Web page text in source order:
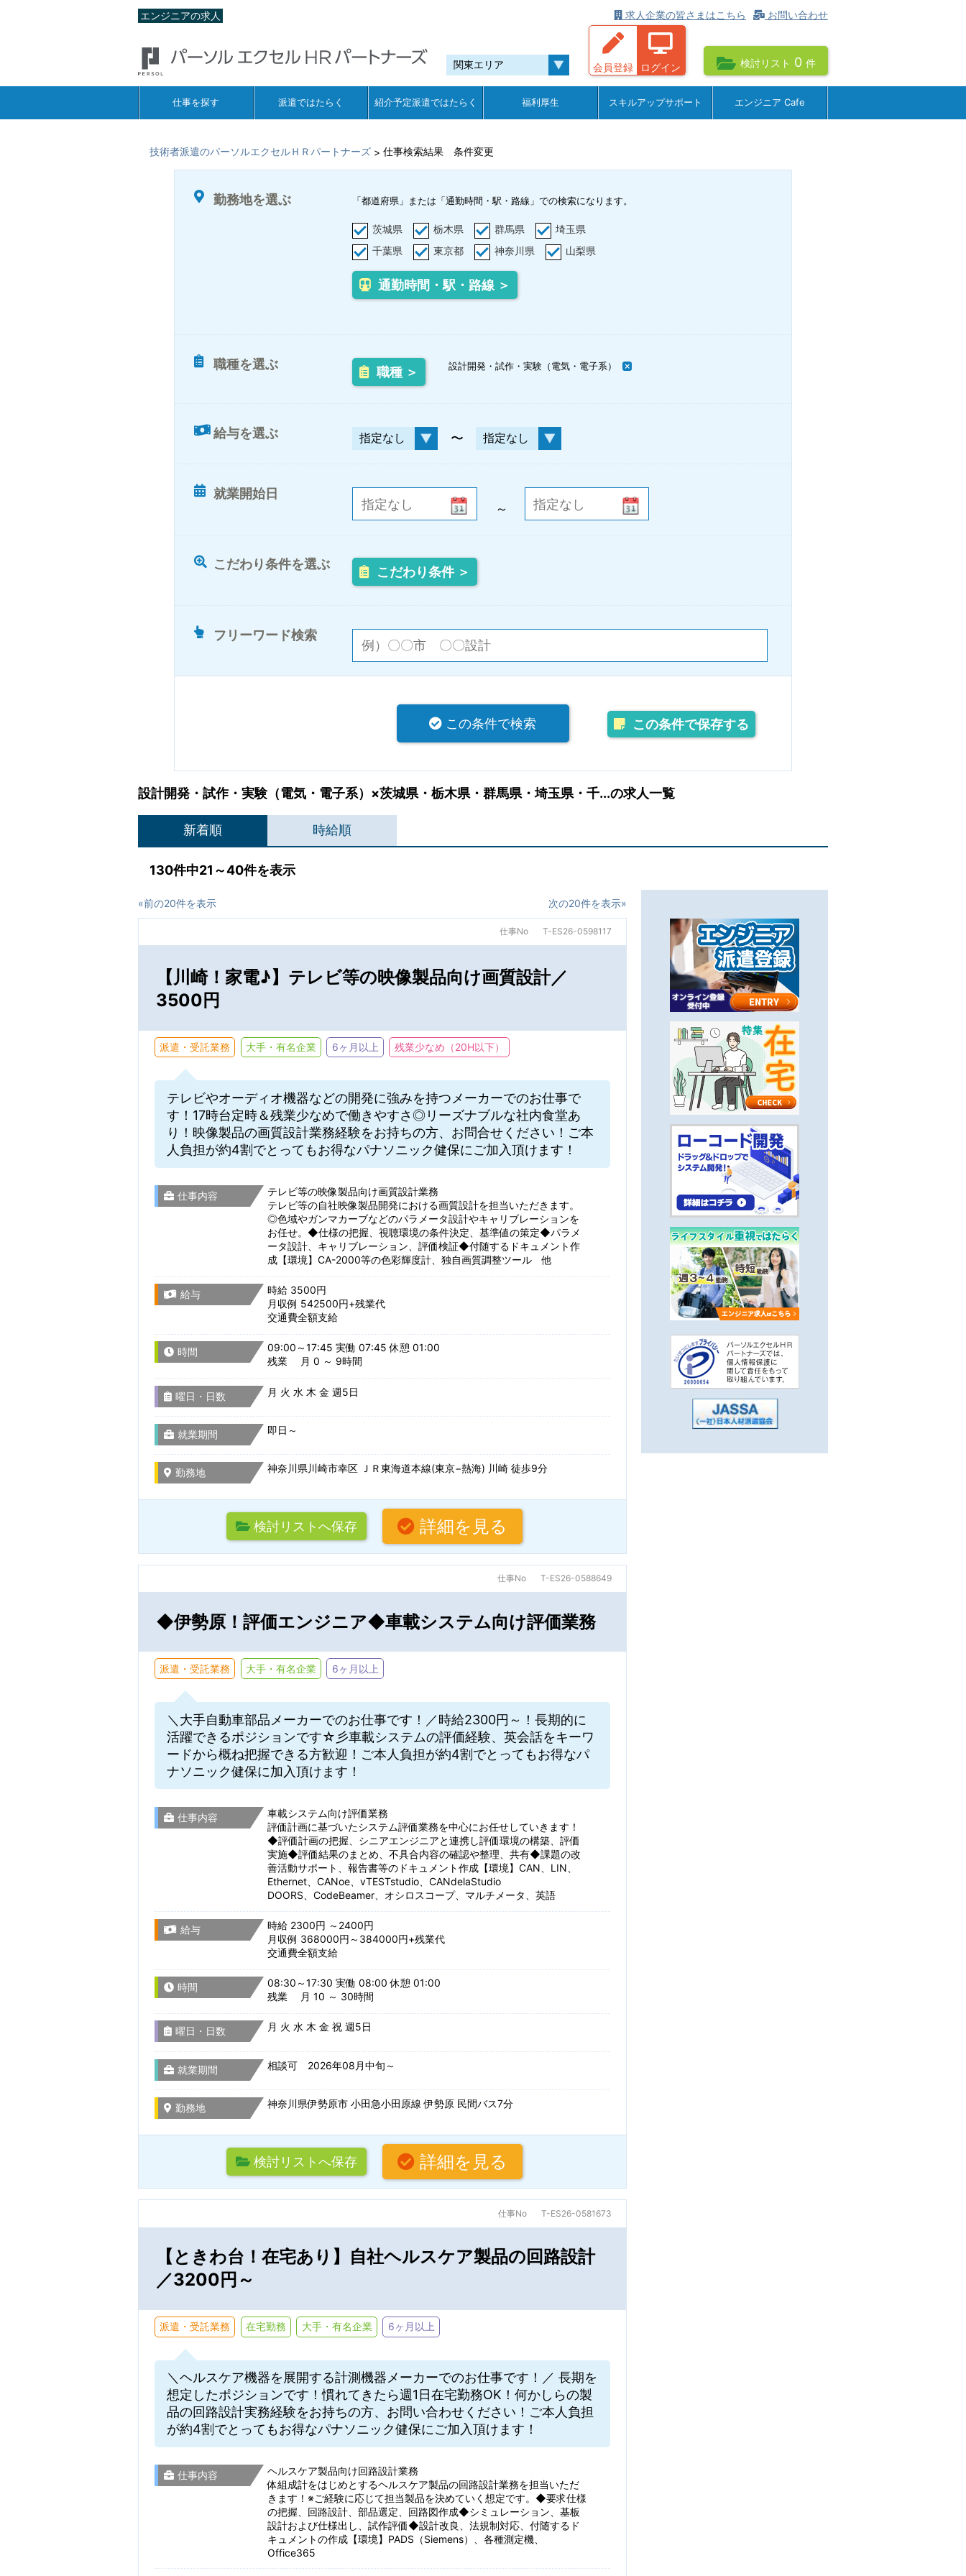
エンジニアの求人 お問い合わせ
求人企業の皆さまはこちら
会員登録 ログイン 検討リスト 0 件
仕事を探す 派遣ではたらく 紹介予定派遣ではたらく 福利厚生 スキルアップサポート エンジニア Cafe
技術者派遣のパーソルエクセルＨＲパートナーズ > 仕事検索結果 条件変更
勤務地を選ぶ 「都道府県」または「通勤時間・駅・路線」での検索になります。
茨城県 栃木県 群馬県
埼玉県
千葉県
東京都 神奈川県 山梨県
通勤時間・駅・路線 ＞
職種を選ぶ
職種 ＞ 設計開発・試作・実験（電気・電子系）
給与を選ぶ 〜
就業開始日
～
こだわり条件を選ぶ
こだわり条件 ＞
フリーワード検索
この条件で検索 この条件で保存する
通勤時間から検索
駅から
駅名から検索
条件を追加する
駅名から検索/都道府県
茨城県
埼玉県
千葉県
東京都
神奈川県
山梨県
通勤時間・駅・路線から探す
職種を選ぶ
組込み・制御系ソフトウェア開発 設計開発・試作・実験（電気・電子系）
設計開発・試作・実験（機械系） 生産技術・製造技術・品質管理
CADオペレーター テスト・評価
その他 ものづくり関連 システム開発（Web・オープン系，汎用系）
システム・インフラ運用保守
テクニカルサポート・ヘルプデスク その他 IT関連
Webディレクション・デザイン・コーディング
製造・組立・検査・修理 営業関連
事務関連 その他
選択をすべてクリアする
こだわりの条件を選ぶ
仕事・勤務先の特徴 在宅勤務 パナソニックグループ
大手・有名企業 未経験OK
50代・60代活躍中
車通勤可
主要技術で探す
Python
.NET
C++
就業期間 6ヶ月以上
残業・休日 週4日以下
残業少なめ（20H以下）
就業形態
検索条件を更新する
検索条件のタイトルを編集できます。
※保存した条件に合致した新着求人を毎週月曜日にメールでお知らせします
検索条件を保存する
設計開発・試作・実験（電気・電子系）×茨城県・栃木県・群馬県・埼玉県・千...の求人一覧
新着順 時給順
130件中21～40件を表示
«前の20件を表示 次の20件を表示»
仕事No T-ES26-0598117
【川崎！家電♪】テレビ等の映像製品向け画質設計／
3500円
派遣・受託業務 大手・有名企業 6ヶ月以上 残業少なめ（20H以下）
テレビやオーディオ機器などの開発に強みを持つメーカーでのお仕事で
す！17時台定時＆残業少なめで働きやすさ◎リーズナブルな社内食堂あ
り！映像製品の画質設計業務経験をお持ちの方、お問合せください！ご本
人負担が約4割でとってもお得なパナソニック健保にご加入頂けます！
仕事内容
テレビ等の映像製品向け画質設計業務
テレビ等の自社映像製品開発における画質設計を担当いただきます。
◎色域やガンマカーブなどのパラメータ設計やキャリブレーションを
お任せ。◆仕様の把握、視聴環境の条件決定、基準値の策定◆パラメ
ータ設計、キャリブレーション、評価検証◆付随するドキュメント作
成【環境】CA-2000等の色彩輝度計、独自画質調整ツール 他
給与
時給 3500円
月収例 542500円+残業代
交通費全額支給
時間
09:00～17:45 実働 07:45 休憩 01:00
残業 月 0 ～ 9時間
曜日・日数 月 火 水 木 金 週5日
就業期間 即日～
勤務地 神奈川県川崎市幸区 ＪＲ東海道本線(東京−熱海) 川崎 徒歩9分
検討リストへ保存 詳細を見る
仕事No T-ES26-0588649
◆伊勢原！評価エンジニア◆車載システム向け評価業務
派遣・受託業務 大手・有名企業 6ヶ月以上
＼大手自動車部品メーカーでのお仕事です！／時給2300円～！長期的に
活躍できるポジションです☆彡車載システムの評価経験、英会話をキーワ
ードから概ね把握できる方歓迎！ご本人負担が約4割でとってもお得なパ
ナソニック健保に加入頂けます！
仕事内容
車載システム向け評価業務
評価計画に基づいたシステム評価業務を中心にお任せしていきます！
◆評価計画の把握、シニアエンジニアと連携し評価環境の構築、評価
実施◆評価結果のまとめ、不具合内容の確認や整理、共有◆課題の改
善活動サポート、報告書等のドキュメント作成【環境】CAN、LIN、
Ethernet、CANoe、vTESTstudio、CANdelaStudio
DOORS、CodeBeamer、オシロスコープ、マルチメータ、英語
給与
時給 2300円 ～2400円
月収例 368000円～384000円+残業代
交通費全額支給
時間
08:30～17:30 実働 08:00 休憩 01:00
残業 月 10 ～ 30時間
曜日・日数 月 火 水 木 金 祝 週5日
就業期間 相談可 2026年08月中旬～
勤務地 神奈川県伊勢原市 小田急小田原線 伊勢原 民間バス7分
検討リストへ保存 詳細を見る
仕事No T-ES26-0581673
【ときわ台！在宅あり】自社ヘルスケア製品の回路設計
／3200円～
派遣・受託業務 在宅勤務 大手・有名企業 6ヶ月以上
＼ヘルスケア機器を展開する計測機器メーカーでのお仕事です！／ 長期を
想定したポジションです！慣れてきたら週1日在宅勤務OK！何かしらの製
品の回路設計実務経験をお持ちの方、お問い合わせください！ご本人負担
が約4割でとってもお得なパナソニック健保にご加入頂けます！
仕事内容
ヘルスケア製品向け回路設計業務
体組成計をはじめとするヘルスケア製品の回路設計業務を担当いただ
きます！※ご経験に応じて担当製品を決めていく想定です。◆要求仕様
の把握、回路設計、部品選定、回路図作成◆シミュレーション、基板
設計および仕様出し、試作評価◆設計改良、法規制対応、付随するド
キュメントの作成【環境】PADS（Siemens）、各種測定機、
Office365